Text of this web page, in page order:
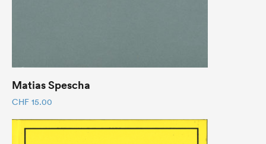
Matias Spescha
CHF 15.00